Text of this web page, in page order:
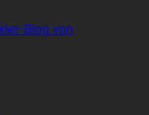
Blog von